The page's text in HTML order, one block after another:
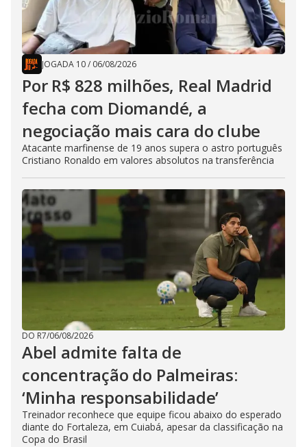
JOGADA 10/ 06/08/2026
Por R$ 828 milhões, Real Madrid
fecha com Diomandé, a
negociação mais cara do clube
Atacante marfinense de 19 anos supera o astro português
Cristiano Ronaldo em valores absolutos na transferência
DO R7/06/08/2026
Abel admite falta de
concentração do Palmeiras:
‘Minha responsabilidade’
Treinador reconhece que equipe ficou abaixo do esperado
diante do Fortaleza, em Cuiabá, apesar da classificação na
Copa do Brasil